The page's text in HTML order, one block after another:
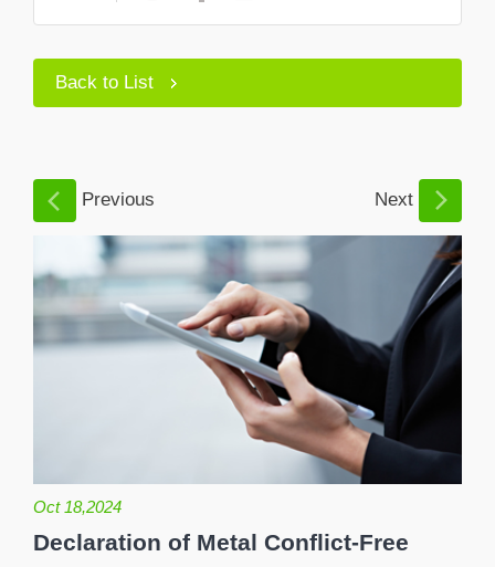
Back to List
Previous Next
Oct 18,2024
Declaration of Metal Conflict-Free